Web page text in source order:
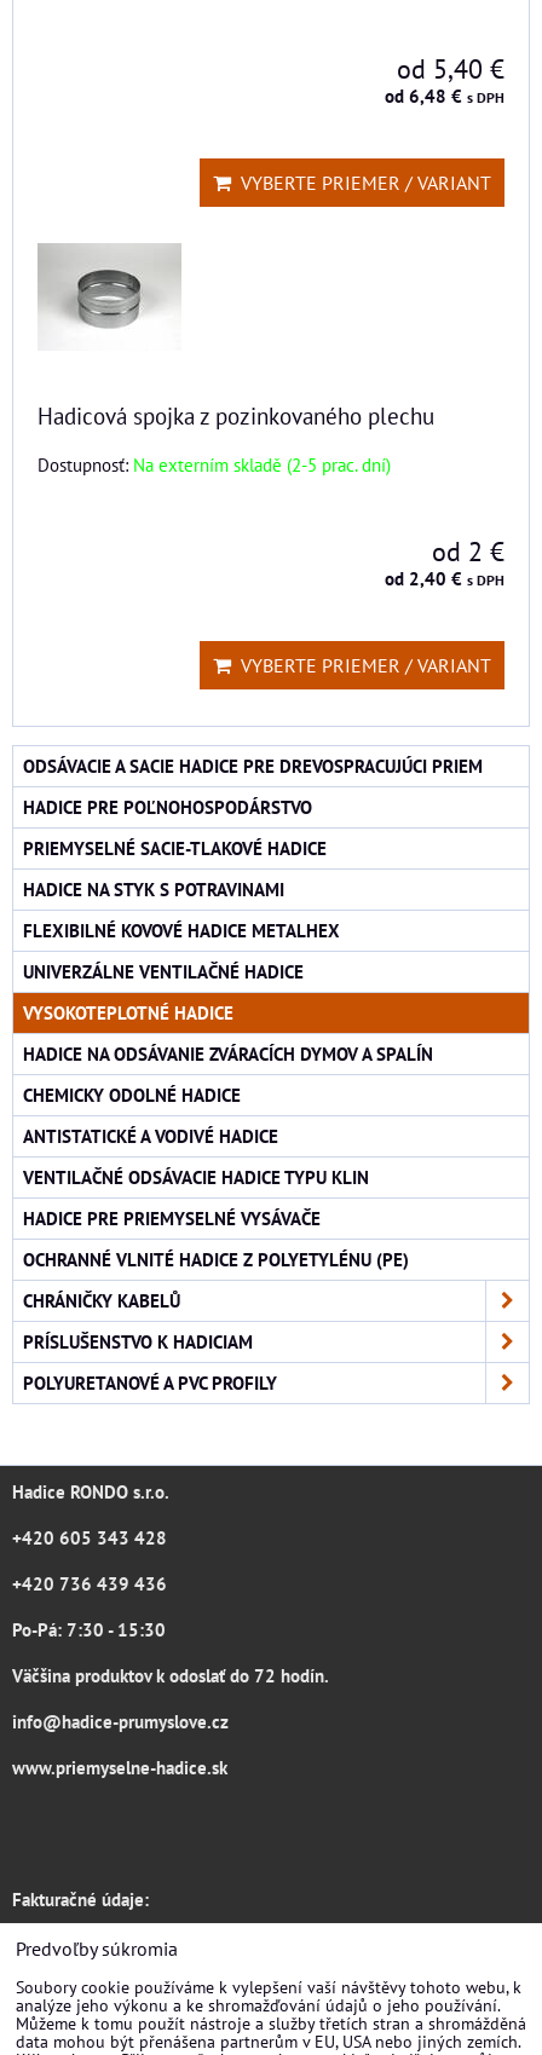
od 5,40 €
od 6,48 € s DPH
VYBERTE PRIEMER / VARIANT
Hadicová spojka z pozinkovaného plechu
Dostupnosť: Na externím skladě (2-5 prac. dní)
od 2 €
od 2,40 € s DPH
VYBERTE PRIEMER / VARIANT
ODSÁVACIE A SACIE HADICE PRE DREVOSPRACUJÚCI PRIEM
HADICE PRE POĽNOHOSPODÁRSTVO
PRIEMYSELNÉ SACIE-TLAKOVÉ HADICE
HADICE NA STYK S POTRAVINAMI
FLEXIBILNÉ KOVOVÉ HADICE METALHEX
UNIVERZÁLNE VENTILAČNÉ HADICE
VYSOKOTEPLOTNÉ HADICE
HADICE NA ODSÁVANIE ZVÁRACÍCH DYMOV A SPALÍN
CHEMICKY ODOLNÉ HADICE
ANTISTATICKÉ A VODIVÉ HADICE
VENTILAČNÉ ODSÁVACIE HADICE TYPU KLIN
HADICE PRE PRIEMYSELNÉ VYSÁVAČE
OCHRANNÉ VLNITÉ HADICE Z POLYETYLÉNU (PE)
CHRÁNIČKY KABELŮ
PRÍSLUŠENSTVO K HADICIAM
POLYURETANOVÉ A PVC PROFILY
Hadice RONDO s.r.o.
+420 605 343 428
+420 736 439 436
Po-Pá: 7:30 - 15:30
Väčšina produktov k odoslať do 72 hodín.
info@hadice-prumyslove.cz
www.priemyselne-hadice.sk
Fakturačné údaje:
Hadice RONDO s.r.o.
Žirovnická 3133/6
Praha 10
Predvoľby súkromia
Soubory cookie používáme k vylepšení vaší návštěvy tohoto webu, k
analýze jeho výkonu a ke shromažďování údajů o jeho používání.
Můžeme k tomu použít nástroje a služby třetích stran a shromážděná
data mohou být přenášena partnerům v EU, USA nebo jiných zemích.